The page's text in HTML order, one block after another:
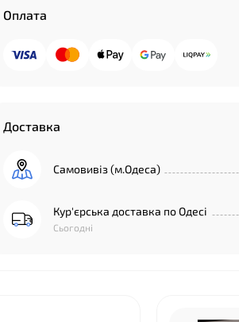
Оплата
Доставка
Самовивіз (м.Одеса)
Кур'єрська доставка по Одесі
Сьогодні